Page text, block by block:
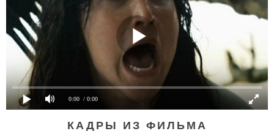
0:00 / 0:00
КАДРЫ ИЗ ФИЛЬМА